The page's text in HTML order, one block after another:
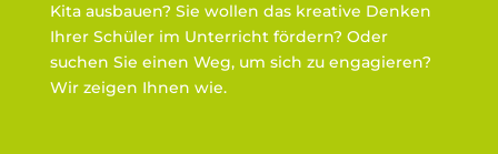
Kita ausbauen? Sie wollen das kreative Denken
Ihrer Schüler im Unterricht fördern? Oder
suchen Sie einen Weg, um sich zu engagieren?
Wir zeigen Ihnen wie.